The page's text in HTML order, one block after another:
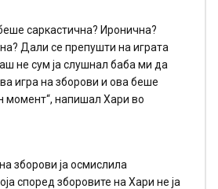
саркастична? Иронична?
Дали се препушти на играта
не сум ја слушнал баба ми да
игра на зборови и ова беше
момент“, напишал Хари во
зборови ја осмислила
според зборовите на Хари не ја